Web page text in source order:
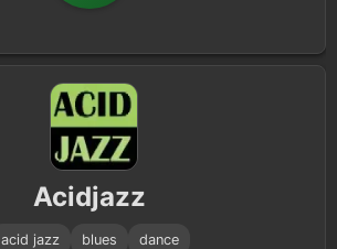
Acidjazz
acid jazz blues dance